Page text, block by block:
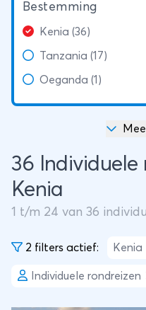
Bestemming
Kenia (36)
Tanzania (17)
Oeganda (1)
36 Individuele
Kenia
1 t/m 24 van 36
2 filters actief: Kenia
Individuele rondreizen